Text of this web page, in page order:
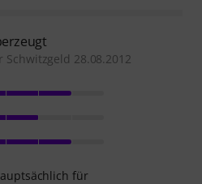
Schwitzgeld 28.08.2012
für